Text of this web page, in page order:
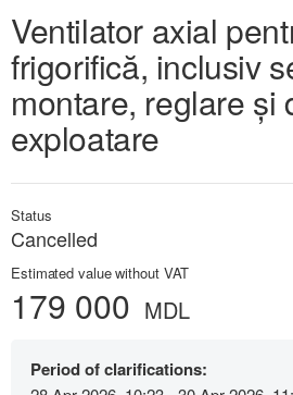
Ventilator axial
frigorifică, inclusiv
montare, reglare și
exploatare
Status
Cancelled
Estimated value without VAT
179 000 MDL
Period of clarifications: